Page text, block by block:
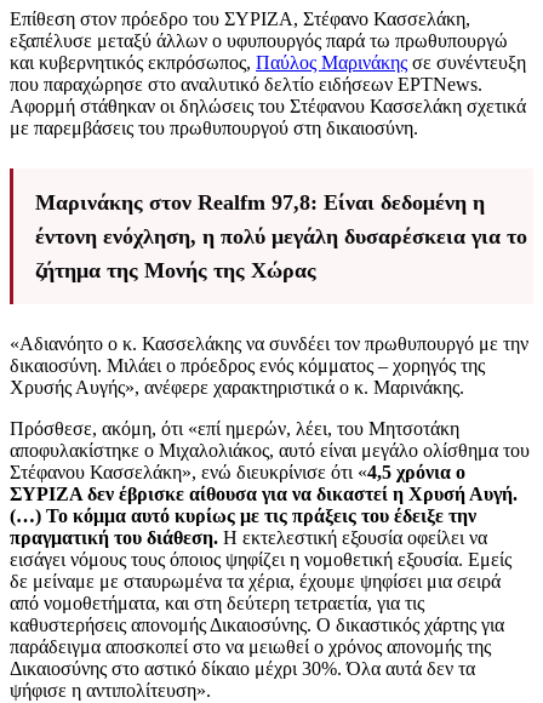
Επίθεση στον πρόεδρο του ΣΥΡΙΖΑ, Στέφανο Κασσελάκη,
εξαπέλυσε μεταξύ άλλων ο υφυπουργός παρά τω πρωθυπουργώ
και κυβερνητικός εκπρόσωπος, Παύλος Μαρινάκης σε συνέντευξη
που παραχώρησε στο αναλυτικό δελτίο ειδήσεων ΕΡΤNews.
Αφορμή στάθηκαν οι δηλώσεις του Στέφανου Κασσελάκη σχετικά
με παρεμβάσεις του πρωθυπουργού στη δικαιοσύνη.
Μαρινάκης στον Realfm 97,8: Είναι δεδομένη η
έντονη ενόχληση, η πολύ μεγάλη δυσαρέσκεια για το
ζήτημα της Μονής της Χώρας
«Αδιανόητο ο κ. Κασσελάκης να συνδέει τον πρωθυπουργό με την
δικαιοσύνη. Μιλάει ο πρόεδρος ενός κόμματος – χορηγός της
Χρυσής Αυγής», ανέφερε χαρακτηριστικά ο κ. Μαρινάκης.
Πρόσθεσε, ακόμη, ότι «επί ημερών, λέει, του Μητσοτάκη
αποφυλακίστηκε ο Μιχαλολιάκος, αυτό είναι μεγάλο ολίσθημα του
Στέφανου Κασσελάκη», ενώ διευκρίνισε ότι «4,5 χρόνια ο
ΣΥΡΙΖΑ δεν έβρισκε αίθουσα για να δικαστεί η Χρυσή Αυγή.
(…) Το κόμμα αυτό κυρίως με τις πράξεις του έδειξε την
πραγματική του διάθεση. Η εκτελεστική εξουσία οφείλει να
εισάγει νόμους τους όποιος ψηφίζει η νομοθετική εξουσία. Εμείς
δε μείναμε με σταυρωμένα τα χέρια, έχουμε ψηφίσει μια σειρά
από νομοθετήματα, και στη δεύτερη τετραετία, για τις
καθυστερήσεις απονομής Δικαιοσύνης. Ο δικαστικός χάρτης για
παράδειγμα αποσκοπεί στο να μειωθεί ο χρόνος απονομής της
Δικαιοσύνης στο αστικό δίκαιο μέχρι 30%. Όλα αυτά δεν τα
ψήφισε η αντιπολίτευση».